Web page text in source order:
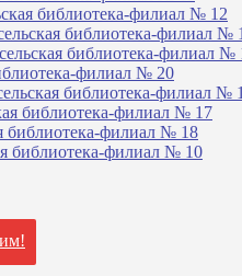
библиотека-филиал № 12
библиотека-филиал №
библиотека-филиал №
филиал № 20
библиотека-филиал №
библиотека-филиал № 17
библиотека-филиал № 18
библиотека-филиал № 10